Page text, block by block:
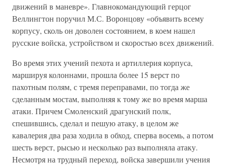
движений в маневре». Главнокомандующий герцог
Веллингтон поручил М.С. Воронцову «объявить всему
корпусу, сколь он доволен состоянием, в коем нашел
русские войска, устройством и скоростью всех движений.
Во время этих учений пехота и артиллерия корпуса,
маршируя колоннами, прошла более 15 верст по
пахотным полям, с тремя переправами, по тогда же
сделанным мостам, выполняя к тому же во время марша
атаки. Причем Смоленский драгунский полк,
спешившись, сделал и пешую атаку, в целом же
кавалерия два раза ходила в обход, сперва восемь, а потом
шесть верст, рысью и несколько раз выполняла атаку.
Несмотря на трудный переход, войска завершили учения